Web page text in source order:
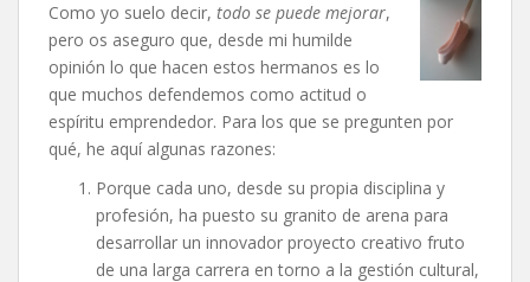
Como yo suelo decir, todo se puede mejorar,
pero os aseguro que, desde mi humilde
opinión lo que hacen estos hermanos es lo
que muchos defendemos como actitud o
espíritu emprendedor. Para los que se pregunten por
qué, he aquí algunas razones:
Porque cada uno, desde su propia disciplina y
profesión, ha puesto su granito de arena para
desarrollar un innovador proyecto creativo fruto
de una larga carrera en torno a la gestión cultural,